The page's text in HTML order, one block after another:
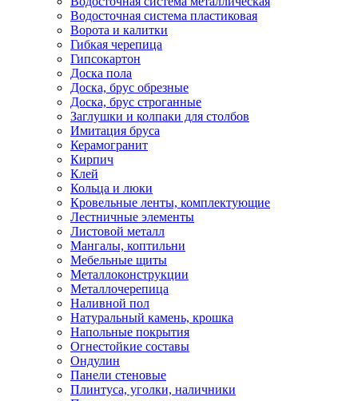
Водосточная система пластиковая
Ворота и калитки
Гибкая черепица
Гипсокартон
Доска пола
Доска, брус обрезные
Доска, брус строганные
Заглушки и колпаки для столбов
Имитация бруса
Керамогранит
Кирпич
Клей
Кольца и люки
Кровельные ленты, комплектующие
Лестничные элементы
Листовой металл
Мангалы, коптильни
Мебельные щиты
Металлоконструкции
Металлочерепица
Наливной пол
Натуральный камень, крошка
Напольные покрытия
Огнестойкие составы
Ондулин
Панели стеновые
Плинтуса, уголки, наличники